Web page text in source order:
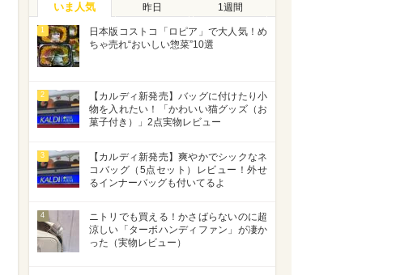
いま人気 昨日 1週間
1
日本版コストコ「ロピア」で大人気！め
ちゃ売れ“おいしい惣菜”10選
2
【カルディ新発売】バッグに付けたり小
物を入れたい！「かわいい猫グッズ（お
菓子付き）」2点実物レビュー
3
【カルディ新発売】爽やかでシックなネ
コバッグ（5点セット）レビュー！外せ
るインナーバッグも付いてるよ
4
ニトリでも買える！かさばらないのに超
涼しい「ターボハンディファン」が凄か
った（実物レビュー）